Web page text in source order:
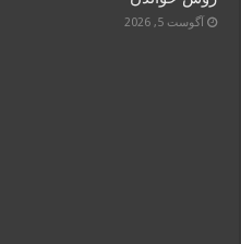
آگوست 5, 2026